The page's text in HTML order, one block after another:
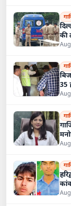
की
35